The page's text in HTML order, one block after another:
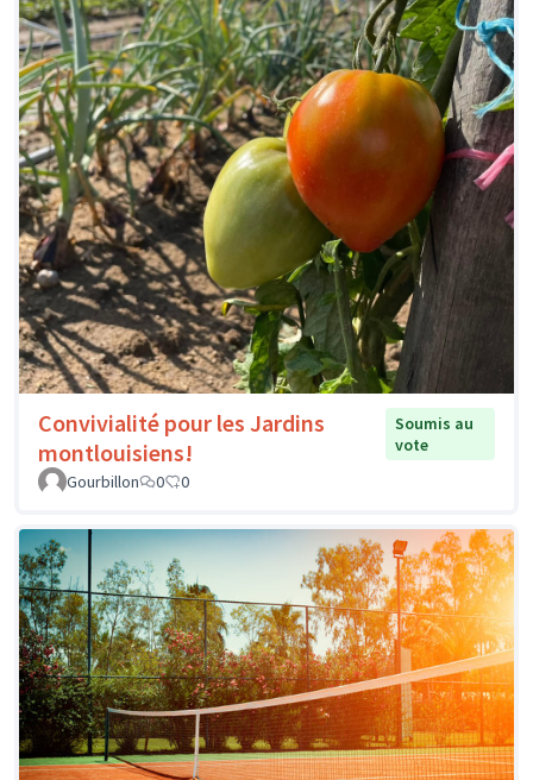
Convivialité pour les Jardins
montlouisiens!
Soumis au
vote
Gourbillon
0 0